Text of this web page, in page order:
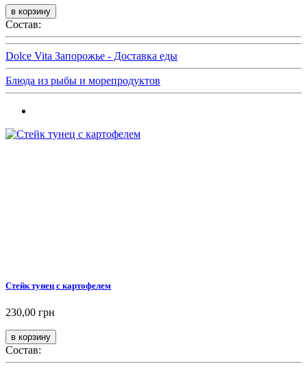
Состав:
Dolce Vita Запорожье - Доставка еды
Блюда из рыбы и морепродуктов
Стейк тунец с картофелем
230,00 грн
Состав: